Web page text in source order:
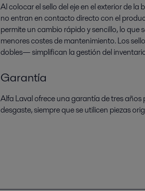
Al colocar el sello del eje en el exterior de
no entran en contacto directo con el
permite un cambio rápido y sencillo, lo
menores costes de mantenimiento. Los
dobles— simplifican la gestión del
Garantía
Alfa Laval ofrece una garantía de tres
desgaste, siempre que se utilicen piezas